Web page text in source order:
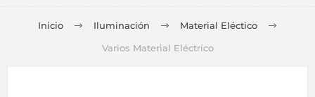
Inicio Iluminación
Material Eléctico
Varios Material Eléctrico